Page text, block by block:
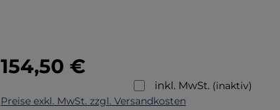
Regulärer Preis:
154,50 €
inkl. MwSt. (inaktiv)
Preise exkl. MwSt. zzgl. Versandkosten